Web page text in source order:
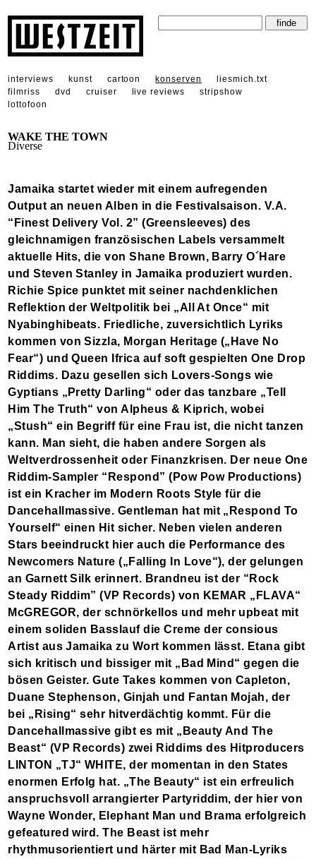
interviews kunst cartoon konserven
liesmich.txt
filmriss
dvd cruiser live reviews
stripshow
lottofoon
WAKE THE TOWN
Diverse
Jamaika startet wieder mit einem aufregenden
Output an neuen Alben in die Festivalsaison. V.A.
“Finest Delivery Vol. 2” (Greensleeves) des
gleichnamigen französischen Labels versammelt
aktuelle Hits, die von Shane Brown, Barry O´Hare
und Steven Stanley in Jamaika produziert wurden.
Richie Spice punktet mit seiner nachdenklichen
Reflektion der Weltpolitik bei „All At Once“ mit
Nyabinghibeats. Friedliche, zuversichtlich Lyriks
kommen von Sizzla, Morgan Heritage („Have No
Fear“) und Queen Ifrica auf soft gespielten One Drop
Riddims. Dazu gesellen sich Lovers-Songs wie
Gyptians „Pretty Darling“ oder das tanzbare „Tell
Him The Truth“ von Alpheus & Kiprich, wobei
„Stush“ ein Begriff für eine Frau ist, die nicht tanzen
kann. Man sieht, die haben andere Sorgen als
Weltverdrossenheit oder Finanzkrisen. Der neue One
Riddim-Sampler “Respond” (Pow Pow Productions)
ist ein Kracher im Modern Roots Style für die
Dancehallmassive. Gentleman hat mit „Respond To
Yourself“ einen Hit sicher. Neben vielen anderen
Stars beeindruckt hier auch die Performance des
Newcomers Nature („Falling In Love“), der gelungen
an Garnett Silk erinnert. Brandneu ist der “Rock
Steady Riddim” (VP Records) von KEMAR „FLAVA“
McGREGOR, der schnörkellos und mehr upbeat mit
einem soliden Basslauf die Creme der consious
Artist aus Jamaika zu Wort kommen lässt. Etana gibt
sich kritisch und bissiger mit „Bad Mind“ gegen die
bösen Geister. Gute Takes kommen von Capleton,
Duane Stephenson, Ginjah und Fantan Mojah, der
bei „Rising“ sehr hitverdächtig kommt. Für die
Dancehallmassive gibt es mit „Beauty And The
Beast“ (VP Records) zwei Riddims des Hitproducers
LINTON „TJ“ WHITE, der momentan in den States
enormen Erfolg hat. „The Beauty“ ist ein erfreulich
anspruchsvoll arrangierter Partyriddim, der hier von
Wayne Wonder, Elephant Man und Brama erfolgreich
gefeatured wird. The Beast ist mehr
rhythmusorientiert und härter mit Bad Man-Lyriks